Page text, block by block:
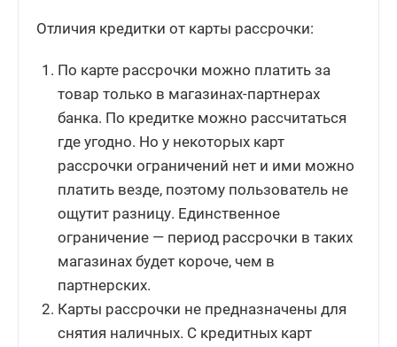
Отличия кредитки от карты рассрочки:
По карте рассрочки можно платить за
товар только в магазинах-партнерах
банка. По кредитке можно рассчитаться
где угодно. Но у некоторых карт
рассрочки ограничений нет и ими можно
платить везде, поэтому пользователь не
ощутит разницу. Единственное
ограничение — период рассрочки в таких
магазинах будет короче, чем в
партнерских.
Карты рассрочки не предназначены для
снятия наличных. С кредитных карт